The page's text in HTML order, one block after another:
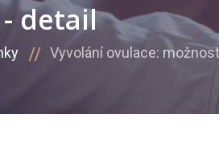
detail
Vyvolání ovulace: